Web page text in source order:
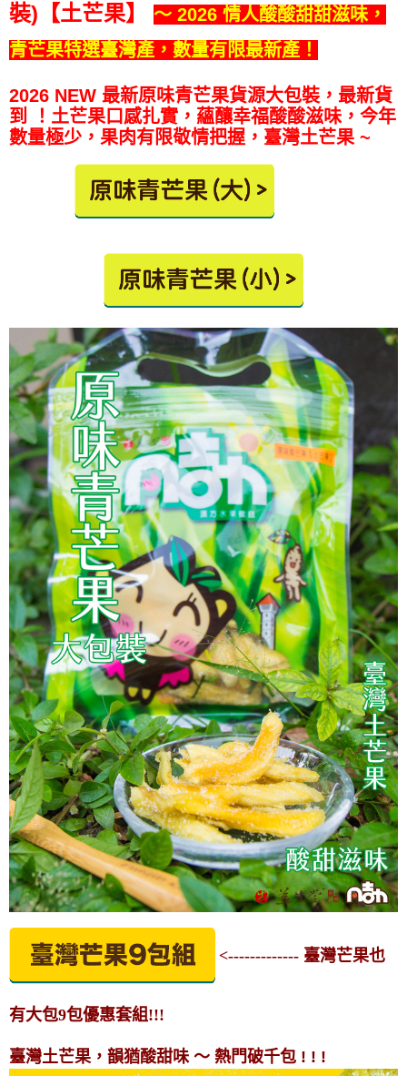
裝)【土芒果】
～ 2026 情人酸酸甜甜滋味，
青芒果特選臺灣產，數量有限最新產！
2026 NEW 最新原味青芒果貨源大包裝，最新貨
到
！土芒果口感扎實，蘊釀幸福酸酸滋味，今年
數量極少，果肉有限敬情把握，臺灣土芒果 ~
<------------- 臺灣芒果也
有大包9包優惠套組!!!
臺灣土芒果，韻猶酸甜味 ～ 熱門破千包 ! ! !